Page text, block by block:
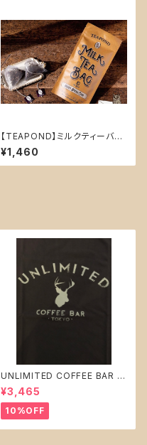
【TEAPOND】ミルクティーバッ
グ スタンドバック 10個入(セブ
ンスパイス チャイ)
¥1,460
UNLIMITED COFFEE BAR オ
リジナル Ｔシャツ 【 ブラック 】t
シャツ Lサイズ
¥3,465
10%OFF